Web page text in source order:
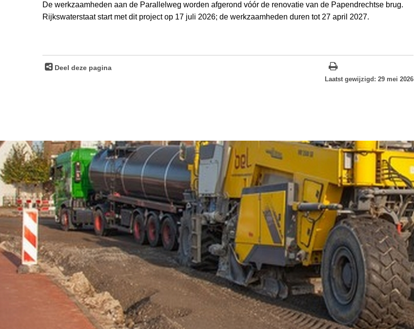
De werkzaamheden aan de Parallelweg worden afgerond vóór de renovatie van de Papendrechtse brug.
Rijkswaterstaat start met dit project op 17 juli 2026; de werkzaamheden duren tot 27 april 2027.
Deel deze pagina
Laatst gewijzigd: 29 mei 2026